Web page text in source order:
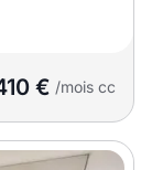
€ /mois cc